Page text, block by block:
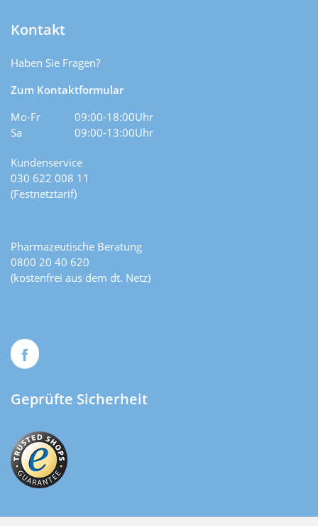
Kontakt
Haben Sie Fragen?
Zum Kontaktformular
Mo-Fr
09:00-18:00Uhr
Sa
09:00-13:00Uhr
Kundenservice
030 622 008 11
(Festnetztarif)
Pharmazeutische Beratung
0800 20 40 620
(kostenfrei aus dem dt. Netz)
Geprüfte Sicherheit